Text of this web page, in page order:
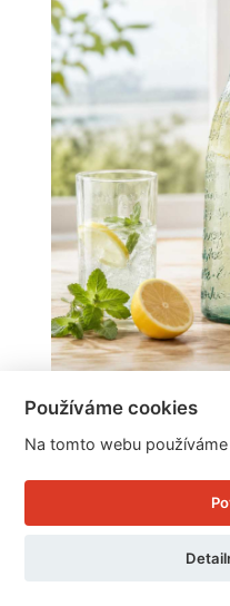
Skleněná láhev na
JUICE s
Používáme cookies
Na tomto webu